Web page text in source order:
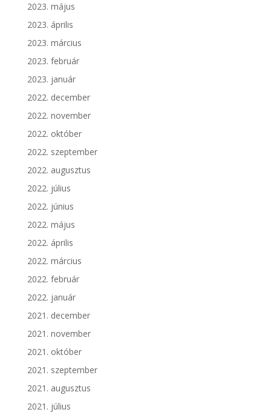
2023. május
2023. április
2023. március
2023. február
2023. január
2022. december
2022. november
2022. október
2022. szeptember
2022. augusztus
2022. július
2022. június
2022. május
2022. április
2022. március
2022. február
2022. január
2021. december
2021. november
2021. október
2021. szeptember
2021. augusztus
2021. július